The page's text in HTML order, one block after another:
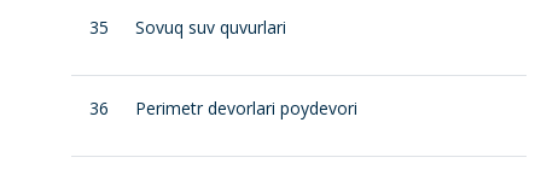
35 Sovuq suv quvurlari
36 Perimetr devorlari poydevori